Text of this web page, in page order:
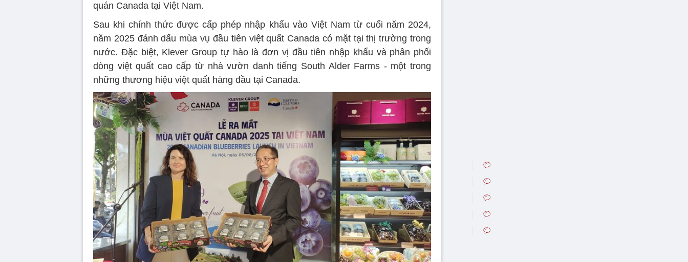
quán Canada tại Việt Nam.
Sau khi chính thức được cấp phép nhập khẩu vào Việt Nam từ cuối năm 2024,
năm 2025 đánh dấu mùa vụ đầu tiên việt quất Canada có mặt tại thị trường trong
nước. Đặc biệt, Klever Group tự hào là đơn vị đầu tiên nhập khẩu và phân phối
dòng việt quất cao cấp từ nhà vườn danh tiếng South Alder Farms - một trong
những thương hiệu việt quất hàng đầu tại Canada.